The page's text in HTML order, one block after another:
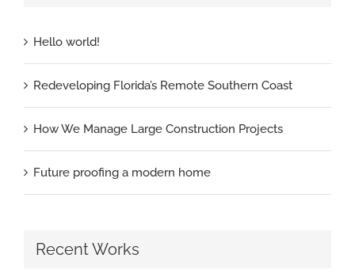
Hello world!
Redeveloping Florida’s Remote Southern Coast
How We Manage Large Construction Projects
Future proofing a modern home
Recent Works